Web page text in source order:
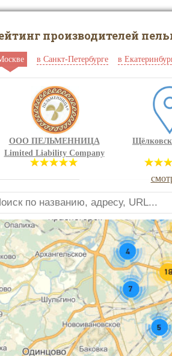
производителей
в Санкт-Петербурге в
ООО ПЕЛЬМЕННИЦА
Limited Liability Company
PELMENNITSA